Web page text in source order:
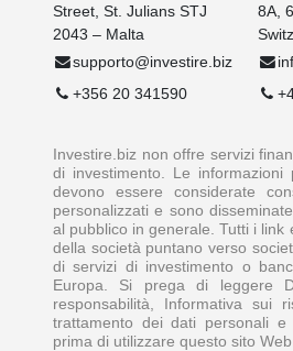
Street, St. Julians STJ
2043 – Malta
supporto@investire.biz
+356 20 341590
8A,
Investire.biz non offre servizi
di investimento. Le informazioni
devono essere considerate
personalizzati e sono
al pubblico in generale. Tutti i link
della società puntano verso
di servizi di investimento o
Europa. Si prega di leggere
responsabilità, Informativa sui
trattamento dei dati personali e
prima di utilizzare questo sito Web.